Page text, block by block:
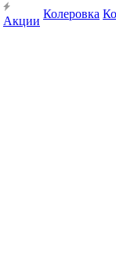
Акции
Колеровка